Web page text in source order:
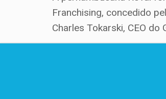
Franchising, concedido
Charles Tokarski, CEO